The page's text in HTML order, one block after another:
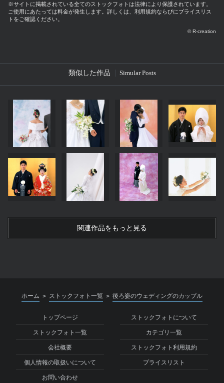
※サイトに掲載されている全てのストックフォトは法律により保護されています。
ご使用にあたっては料金が発生します。詳しくは、利用規約ならびにプライスリス
トをご確認ください。
© R-creation
類似した作品 Simular Posts
関連作品をもっと見る
ホーム > ストックフォト一覧 > 後ろ姿のウェディングのカップル
トップページ ストックフォトについて
ストックフォト一覧 カテゴリ一覧
会社概要 ストックフォト利用規約
個人情報の取扱いについて プライスリスト
お問い合わせ